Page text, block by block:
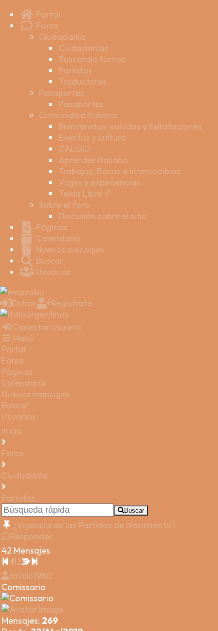
Portal
Foros
Ciudadanía
Ciudadanías
Buscando turnos
Partidas
Traductores
Pasaportes
Pasaportes
Comunidad Italiana
Bienvenidas, saludos y felicitaciones
Eventos y cultura
CALCIO
Aprender Italiano
Trabajos, Becas e intercambios
Viajes y experiencias
Tema Libre :P
Sobre el foro
Discusión sobre el sitio
Páginas
Calendario
Nuevos mensajes
Buscar
Usuarios
Entrar Regístrate
Conectar usuario
Menú
Portal
Foros
Páginas
Calendario
Nuevos mensajes
Buscar
Usuarios
Inicio
Foros
Ciudadanía
Partidas
Buscar
¿Vigencia de las Partidas de Nacimiento?
Responder
42 Mensajes
123
tavillo1980
Comissario
Mensajes: 269